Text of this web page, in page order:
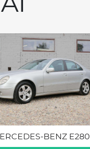
BENZ E280